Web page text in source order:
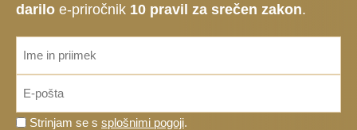
darilo e-priročnik 10 pravil za srečen zakon.
Prosimo,
Strinjam se s splošnimi pogoji.